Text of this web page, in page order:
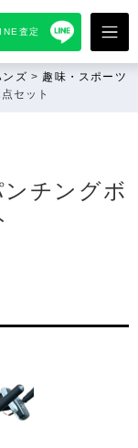
査定
ンズ > 趣味・スポーツ
セット
チングボ